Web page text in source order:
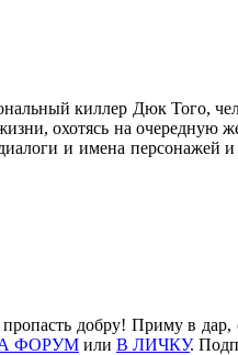
киллер Дюк Того,
охотясь на очередную
и имена персонажей
добру! Приму в
ФОРУМ или В ЛИЧКУ.